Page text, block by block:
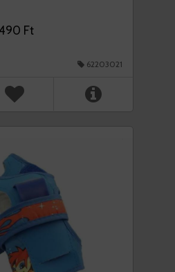
Ft
62203021